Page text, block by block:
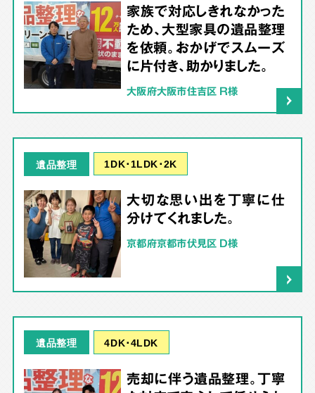
家族で対応しきれなかった
ため、大型家具の遺品整理
を依頼。おかげでスムーズ
に片付き、助かりました。
大阪府大阪市住吉区 R様
遺品整理 1DK･1LDK･2K
大切な思い出を丁寧に仕
分けてくれました。
京都府京都市伏見区 D様
遺品整理 4DK･4LDK
売却に伴う遺品整理。丁寧